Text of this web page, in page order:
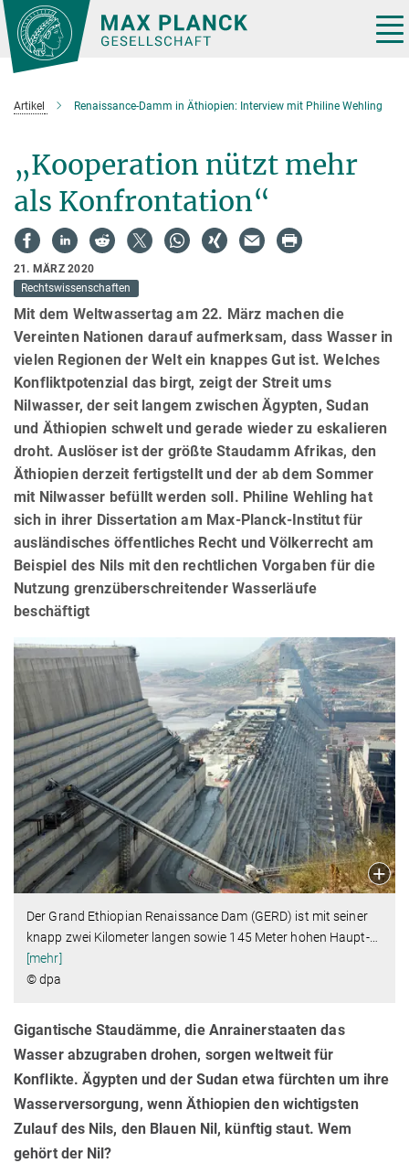
Hauptinhalt
Artikel Renaissance-Damm in Äthiopien: Interview mit Philine Wehling
„Kooperation nützt mehr
als Konfrontation“
21. MÄRZ 2020
Rechtswissenschaften
Mit dem Weltwassertag am 22. März machen die
Vereinten Nationen darauf aufmerksam, dass Wasser in
vielen Regionen der Welt ein knappes Gut ist. Welches
Konfliktpotenzial das birgt, zeigt der Streit ums
Nilwasser, der seit langem zwischen Ägypten, Sudan
und Äthiopien schwelt und gerade wieder zu eskalieren
droht. Auslöser ist der größte Staudamm Afrikas, den
Äthiopien derzeit fertigstellt und der ab dem Sommer
mit Nilwasser befüllt werden soll. Philine Wehling hat
sich in ihrer Dissertation am Max-Planck-Institut für
ausländisches öffentliches Recht und Völkerrecht am
Beispiel des Nils mit den rechtlichen Vorgaben für die
Nutzung grenzüberschreitender Wasserläufe
beschäftigt
Der Grand Ethiopian Renaissance Dam (GERD) ist mit seiner
knapp zwei Kilometer langen sowie 145 Meter hohen Haupt-…
[mehr]
© dpa
Gigantische Staudämme, die Anrainerstaaten das
Wasser abzugraben drohen, sorgen weltweit für
Konflikte. Ägypten und der Sudan etwa fürchten um ihre
Wasserversorgung, wenn Äthiopien den wichtigsten
Zulauf des Nils, den Blauen Nil, künftig staut. Wem
gehört der Nil?